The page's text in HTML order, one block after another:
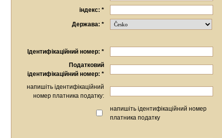
індекс: *
Держава: *
Ідентифікаційний номер: *
Податковий
ідентифікаційний номер: *
напишіть ідентифікаційний
номер платника податку:
напишіть ідентифікаційний номер
платника податку